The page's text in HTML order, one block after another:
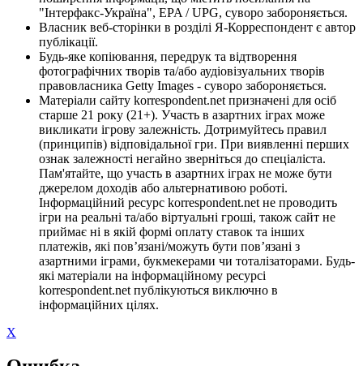
"Інтерфакс-Україна", EPA / UPG, суворо забороняється.
Власник веб-сторінки в розділі Я-Корреспондент є автор
публікації.
Будь-яке копіювання, передрук та відтворення
фотографічних творів та/або аудіовізуальних творів
правовласника Getty Images - суворо забороняється.
Матеріали сайту korrespondent.net призначені для осіб
старше 21 року (21+). Участь в азартних іграх може
викликати ігрову залежність. Дотримуйтесь правил
(принципів) відповідальної гри. При виявленні перших
ознак залежності негайно зверніться до спеціаліста.
Пам'ятайте, що участь в азартних іграх не може бути
джерелом доходів або альтернативою роботі.
Інформаційний ресурс korrespondent.net не проводить
ігри на реальні та/або віртуальні гроші, також сайт не
приймає ні в якій формі оплату ставок та інших
платежів, які пов’язані/можуть бути пов’язані з
азартними іграми, букмекерами чи тоталізаторами. Будь-
які матеріали на інформаційному ресурсі
korrespondent.net публікуються виключно в
інформаційних цілях.
X